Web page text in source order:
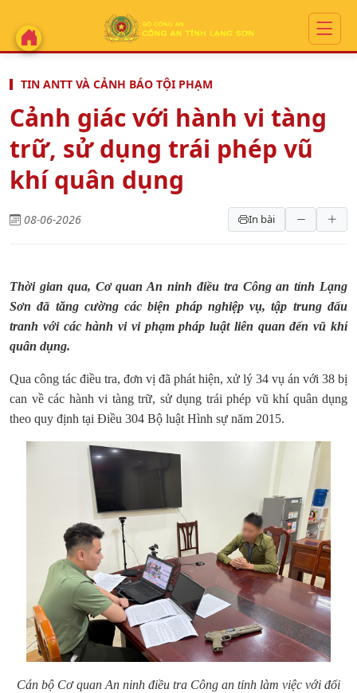
TIN ANTT VÀ CẢNH BÁO TỘI PHẠM
Cảnh giác với hành vi tàng
trữ, sử dụng trái phép vũ
khí quân dụng
08-06-2026 In bài
Thời gian qua, Cơ quan An ninh điều tra Công an tỉnh Lạng
Sơn đã tăng cường các biện pháp nghiệp vụ, tập trung đấu
tranh với các hành vi vi phạm pháp luật liên quan đến vũ khí
quân dụng.
Qua công tác điều tra, đơn vị đã phát hiện, xử lý 34 vụ án với 38 bị
can về các hành vi tàng trữ, sử dụng trái phép vũ khí quân dụng
theo quy định tại Điều 304 Bộ luật Hình sự năm 2015.
Cán bộ Cơ quan An ninh điều tra Công an tỉnh làm việc với đối